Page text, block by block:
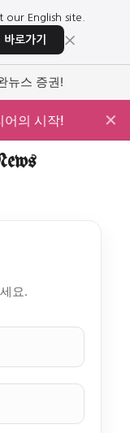
English site.
바로가기 ×
뉴스 증권!
어의 시작! ✕
요.